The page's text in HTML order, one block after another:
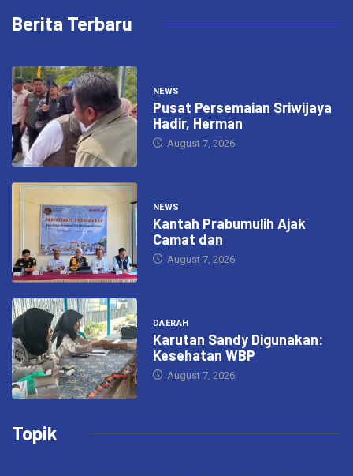
Berita Terbaru
NEWS
Pusat Persemaian Sriwijaya
Hadir, Herman
August 7, 2026
NEWS
Kantah Prabumulih Ajak
Camat dan
August 7, 2026
DAERAH
Karutan Sandy Digunakan:
Kesehatan WBP
August 7, 2026
Topik